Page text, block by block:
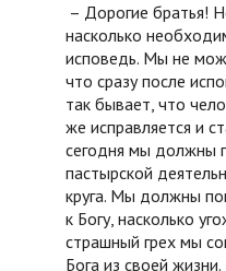
– Дорогие братья!
насколько
исповедь. Мы не
что сразу после
так бывает, что
же исправляется и
сегодня мы должны
пастырской
круга. Мы должны
к Богу, насколько
страшный грех мы
Бога из своей